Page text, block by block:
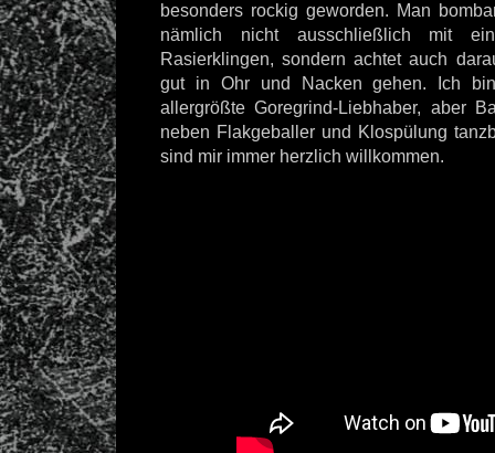
besonders rockig geworden. Man
nämlich nicht ausschließlich mit
Rasierklingen, sondern achtet auch
gut in Ohr und Nacken gehen. Ich
allergrößte Goregrind-Liebhaber, aber
neben Flakgeballer und Klospülung
sind mir immer herzlich willkommen.